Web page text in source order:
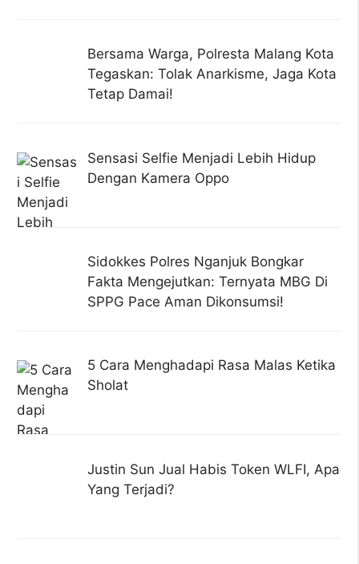
Bersama Warga, Polresta Malang Kota
Tegaskan: Tolak Anarkisme, Jaga Kota
Tetap Damai!
Sensasi Selfie Menjadi Lebih Hidup
Dengan Kamera Oppo
Sidokkes Polres Nganjuk Bongkar
Fakta Mengejutkan: Ternyata MBG Di
SPPG Pace Aman Dikonsumsi!
5 Cara Menghadapi Rasa Malas Ketika
Sholat
Justin Sun Jual Habis Token WLFI, Apa
Yang Terjadi?